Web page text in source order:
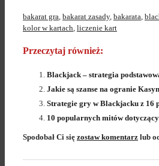
bakarat gra bakarat zasady, bakarata
kolor w kartach liczenie kart
Przeczytaj również:
Blackjack – strategia
Jakie są szanse na ogranie
Strategie gry w Blackjacku z 16
10 popularnych mitów
Spodobał Ci się zostaw komentarz lub